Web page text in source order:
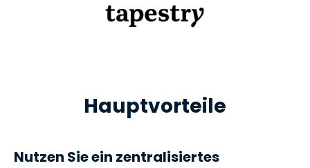
Hauptvorteile
Nutzen Sie ein zentralisiertes